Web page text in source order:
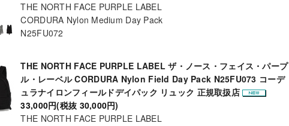
THE NORTH FACE PURPLE LABEL
CORDURA Nylon Medium Day Pack
N25FU072
THE NORTH FACE PURPLE LABEL ザ・ノース・フェイス・パープ
ル・レーベル CORDURA Nylon Field Day Pack N25FU073 コーデ
ュラナイロンフィールドデイパック リュック 正規取扱店
33,000円(税抜 30,000円)
THE NORTH FACE PURPLE LABEL